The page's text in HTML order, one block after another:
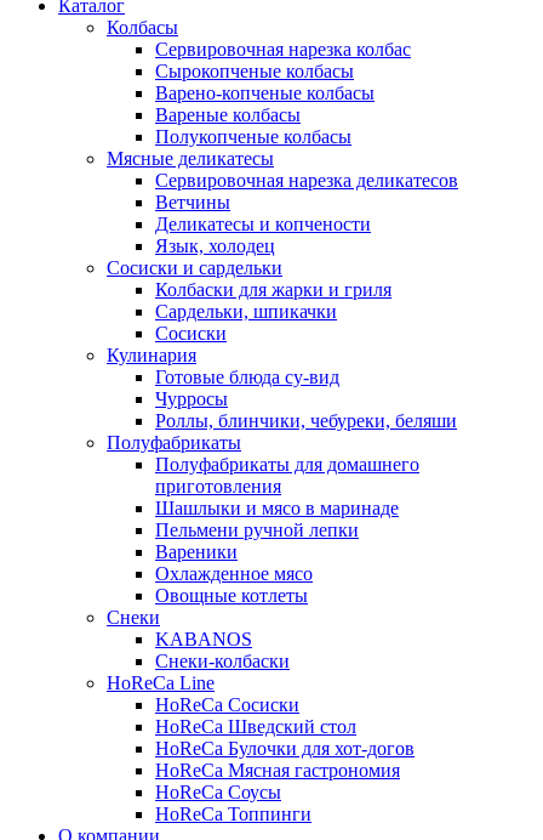
Каталог
Колбасы
Сервировочная нарезка колбас
Сырокопченые колбасы
Варено-копченые колбасы
Вареные колбасы
Полукопченые колбасы
Мясные деликатесы
Сервировочная нарезка деликатесов
Ветчины
Деликатесы и копчености
Язык, холодец
Сосиски и сардельки
Колбаски для жарки и гриля
Сардельки, шпикачки
Сосиски
Кулинария
Готовые блюда су-вид
Чурросы
Роллы, блинчики, чебуреки, беляши
Полуфабрикаты
Полуфабрикаты для домашнего
приготовления
Шашлыки и мясо в маринаде
Пельмени ручной лепки
Вареники
Охлажденное мясо
Овощные котлеты
Снеки
KABANOS
Снеки-колбаски
HoReCa Line
HoReCa Сосиски
HoReCa Шведский стол
HoReCa Булочки для хот-догов
HoReCa Мясная гастрономия
HoReCa Соусы
HoReCa Топпинги
О компании